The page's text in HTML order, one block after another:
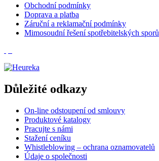
Obchodní podmínky
Doprava a platba
Záruční a reklamační podmínky
Mimosoudní řešení spotřebitelských sporů
Důležité odkazy
On-line odstoupení od smlouvy
Produktové katalogy
Pracujte s námi
Stažení ceníku
Whistleblowing – ochrana oznamovatelů
Údaje o společnosti